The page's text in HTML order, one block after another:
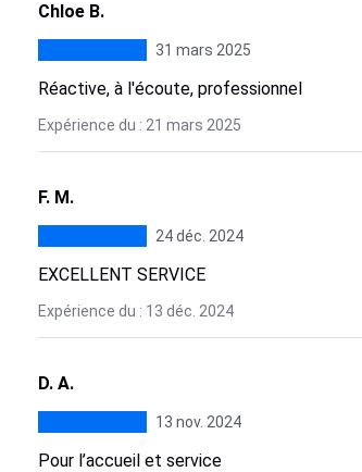
Chloe B.
31 mars 2025
Réactive, à l'écoute, professionnel
Expérience du : 21 mars 2025
F. M.
24 déc. 2024
EXCELLENT SERVICE
Expérience du : 13 déc. 2024
D. A.
13 nov. 2024
Pour l’accueil et service